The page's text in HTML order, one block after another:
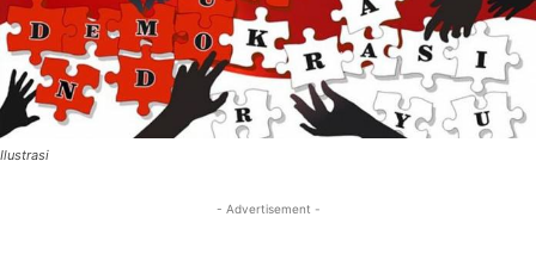
Ilustrasi
- Advertisement -